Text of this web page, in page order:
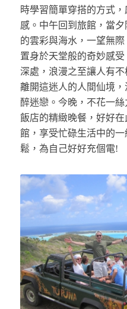
時學習簡單穿搭的方式
感。中午回到旅館， 當夕
的雲彩與海水，一望無
置身於天堂般的奇妙感
深處，浪漫之至讓人有
離開這迷人的人間仙境
醉迷戀。今晚，不花一
飯店的精緻晚餐，好好
館，享受忙碌生活中的
鬆，為自己好好充個電!